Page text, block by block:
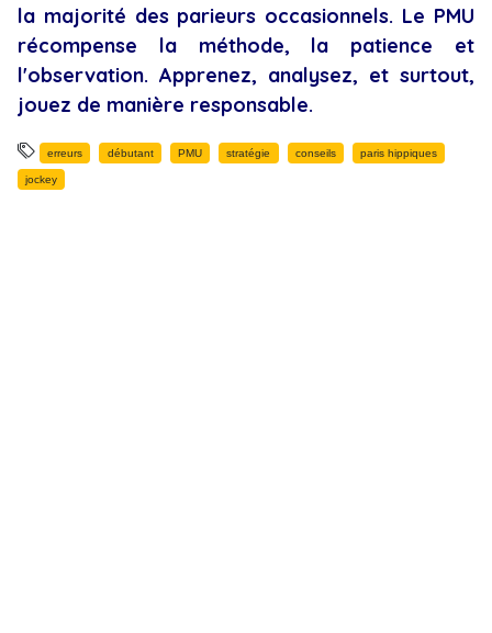
la majorité des parieurs occasionnels. Le PMU
récompense la méthode, la patience et
l'observation. Apprenez, analysez, et surtout,
jouez de manière responsable.
erreurs débutant PMU stratégie conseils paris hippiques
jockey